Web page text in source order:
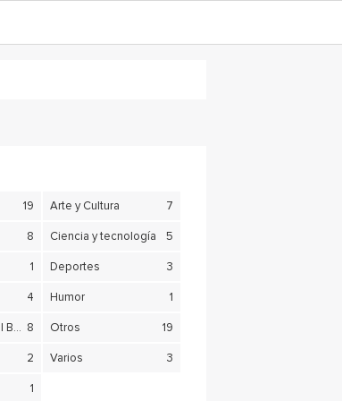
19 Arte y Cultura 7
8 Ciencia y tecnología 5
1 Deportes 3
4 Humor 1
Mundial de Fútbol Brasil 2014 8 Otros 19
2 Varios 3
1